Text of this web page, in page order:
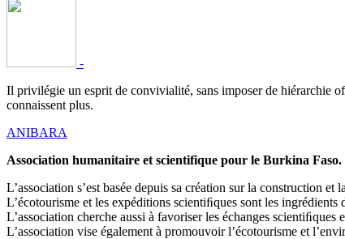
-
Il privilégie un esprit de convivialité, sans imposer de hiérarchie
connaissent plus.
ANIBARA
Association humanitaire et scientifique pour le Burkina Faso.
L’association s’est basée depuis sa création sur la construction
L’écotourisme et les expéditions scientiﬁques sont les ingrédients
L’association cherche aussi à favoriser les échanges scientiﬁques
L’association vise également à promouvoir l’écotourisme et